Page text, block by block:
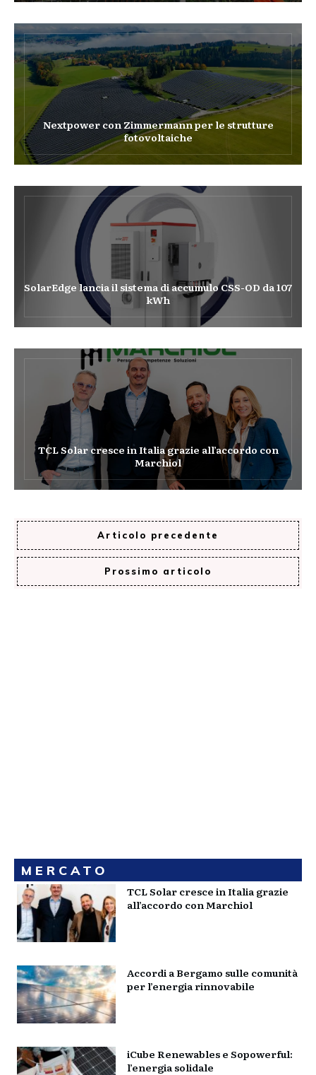
Nextpower con Zimmermann per le strutture
fotovoltaiche
SolarEdge lancia il sistema di accumulo CSS-OD da 107
kWh
TCL Solar cresce in Italia grazie all’accordo con
Marchiol
Articolo precedente
Prossimo articolo
MERCATO
TCL Solar cresce in Italia grazie
all’accordo con Marchiol
Accordi a Bergamo sulle comunità
per l’energia rinnovabile
iCube Renewables e Sopowerful:
l’energia solidale